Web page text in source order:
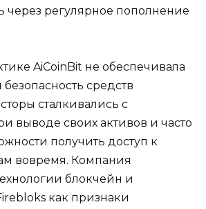
через регулярное пополнение
AiCoinBit не обеспечивала
средств
сталкивались с
выводе своих активов и часто
получить доступ к
вовремя. Компания
блокчейн и
как признаки